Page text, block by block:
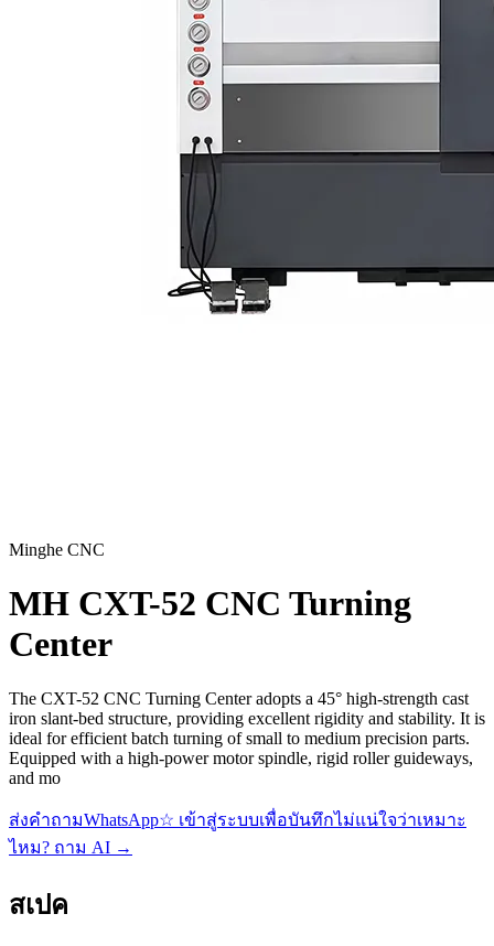
Minghe CNC
MH CXT-52 CNC Turning
Center
The CXT-52 CNC Turning Center adopts a 45° high-strength cast
iron slant-bed structure, providing excellent rigidity and stability. It is
ideal for efficient batch turning of small to medium precision parts.
Equipped with a high-power motor spindle, rigid roller guideways,
and mo
ส่งคำถามWhatsApp☆ เข้าสู่ระบบเพื่อบันทึกไม่แน่ใจว่าเหมาะ
ไหม? ถาม AI →
สเปค